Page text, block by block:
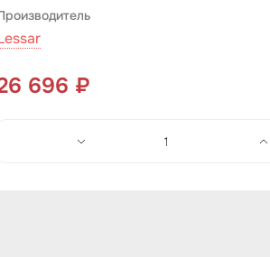
696 ₽